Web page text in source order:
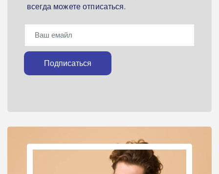
всегда можете отписаться.
Подписаться